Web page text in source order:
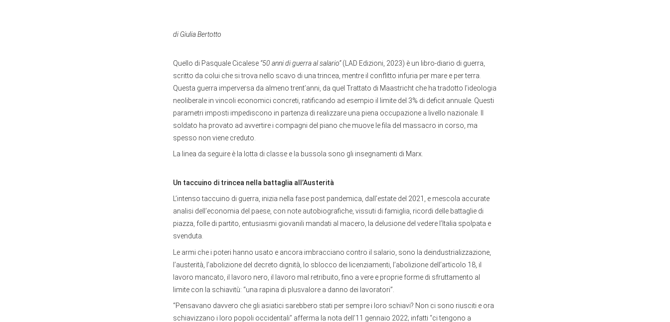
di Giulia Bertotto
Quello di Pasquale Cicalese “50 anni di guerra al salario”(LAD Edizioni, 2023) è un libro-diario di guerra,
scritto da colui che si trova nello scavo di una trincea, mentre il conflitto infuria per mare e per terra.
Questa guerra imperversa da almeno trent’anni, da quel Trattato di Maastricht che ha tradotto l’ideologia
neoliberale in vincoli economici concreti, ratificando ad esempio il limite del 3% di deficit annuale. Questi
parametri imposti impediscono in partenza di realizzare una piena occupazione a livello nazionale. Il
soldato ha provato ad avvertire i compagni del piano che muove le fila del massacro in corso, ma
spesso non viene creduto.
La linea da seguire è la lotta di classe e la bussola sono gli insegnamenti di Marx.
Un taccuino di trincea nella battaglia all’Austerità
L’intenso taccuino di guerra, inizia nella fase post pandemica, dall’estate del 2021, e mescola accurate
analisi dell’economia del paese, con note autobiografiche, vissuti di famiglia, ricordi delle battaglie di
piazza, folle di partito, entusiasmi giovanili mandati al macero, la delusione del vedere l’Italia spolpata e
svenduta.
Le armi che i poteri hanno usato e ancora imbracciano contro il salario, sono la deindustrializzazione,
l’austerità, l’abolizione del decreto dignità, lo sblocco dei licenziamenti, l’abolizione dell’articolo 18, il
lavoro mancato, il lavoro nero, il lavoro mal retribuito, fino a vere e proprie forme di sfruttamento al
limite con la schiavitù: “una rapina di plusvalore a danno dei lavoratori”.
“Pensavano davvero che gli asiatici sarebbero stati per sempre i loro schiavi? Non ci sono riusciti e ora
schiavizzano i loro popoli occidentali” afferma la nota dell’11 gennaio 2022; infatti “ci tengono a